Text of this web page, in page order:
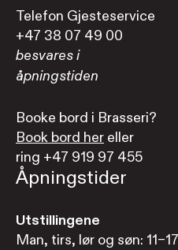
Telefon Gjesteservice
+47 38 07 49 00
besvares i
åpningstiden
Booke bord i Brasseri?
Book bord her eller
ring +47 919 97 455
Åpningstider
Utstillingene
Man, tirs, lør og søn: 11–17